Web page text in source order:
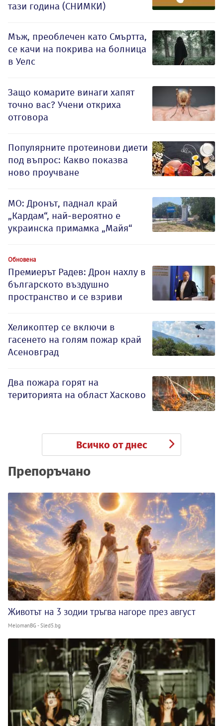
тази година (СНИМКИ)
Мъж, преоблечен като Смъртта,
се качи на покрива на болница
в Уелс
Защо комарите винаги хапят
точно вас? Учени откриха
отговора
Популярните протеинови диети
под въпрос: Какво показва
ново проучване
МО: Дронът, паднал край
„Кардам“, най-вероятно е
украинска примамка „Майя“
Обновена
Премиерът Радев: Дрон нахлу в
българското въздушно
пространство и се взриви
Хеликоптер се включи в
гасенето на голям пожар край
Асеновград
Два пожара горят на
територията на област Хасково
Всичко от днес
Препоръчано
Животът на 3 зодии тръгва нагоре през август
MelomanBG - Sled5.bg